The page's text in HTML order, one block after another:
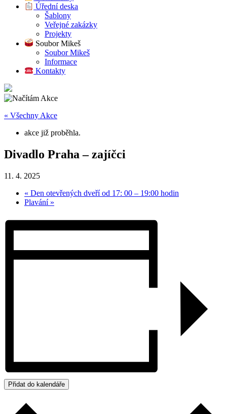
Úřední deska
Šablony
Veřejné zakázky
Projekty
Soubor Mikeš
Soubor Mikeš
Informace
Kontakty
« Všechny Akce
akce již proběhla.
Divadlo Praha – zajíčci
11. 4. 2025
« Den otevřených dveří od 17: 00 – 19:00 hodin
Plavání »
Přidat do kalendáře